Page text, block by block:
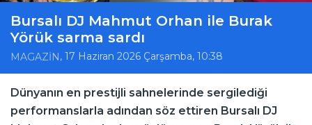
Bursalı DJ Mahmut Orhan ile Burak
Yörük sarma sardı
MAGAZİN , 17 Haziran 2026 Çarşamba, 10:38
Dünyanın en prestijli sahnelerinde sergilediği
performanslarla adından söz ettiren Bursalı DJ